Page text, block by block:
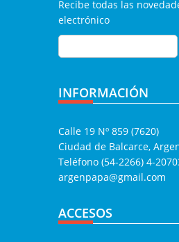
Recibe todas las
electrónico
INFORMACIÓN
Calle 19 Nº 859 (7620)
Ciudad de Balcarce,
Teléfono (54-2266) 4-
argenpapa@gmail.com
ACCESOS